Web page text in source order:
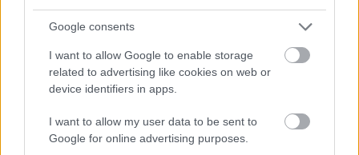
Google consents
I want to allow Google to enable storage
related to advertising like cookies on web or
device identifiers in apps.
I want to allow my user data to be sent to
Google for online advertising purposes.